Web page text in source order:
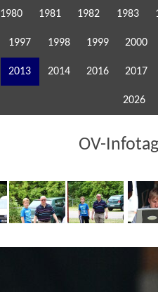
1980 1981 1982 1983
1997 1998 1999 2000
2013 2014 2016 2017
2026
OV-